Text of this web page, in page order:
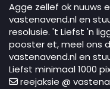
Agge zellef ok nuuws
vastenavend.nl en
resolusie. 't Liefst 'n
pooster et, meel ons
vastenavend.nl en
Liefst minimaal 1000
reejaksie @